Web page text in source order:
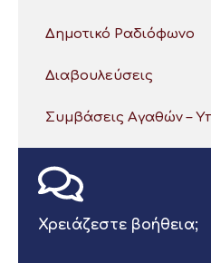
Δημοτικό Ραδιόφωνο
Διαβουλεύσεις
Συμβάσεις Αγαθών –
Χρειάζεστε βοήθεια;